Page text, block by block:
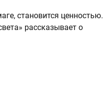
становится ценностью.
рассказывает о